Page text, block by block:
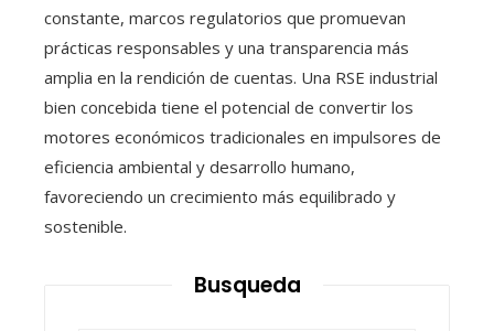
constante, marcos regulatorios que promuevan
prácticas responsables y una transparencia más
amplia en la rendición de cuentas. Una RSE industrial
bien concebida tiene el potencial de convertir los
motores económicos tradicionales en impulsores de
eficiencia ambiental y desarrollo humano,
favoreciendo un crecimiento más equilibrado y
sostenible.
Busqueda